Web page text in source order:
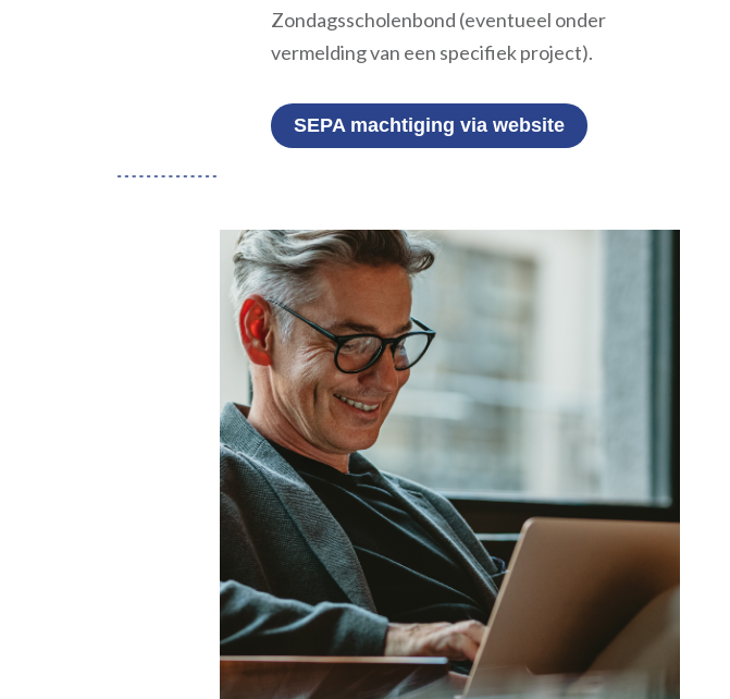
Zondagsscholenbond (eventueel onder
vermelding van een specifiek project).
SEPA machtiging via website